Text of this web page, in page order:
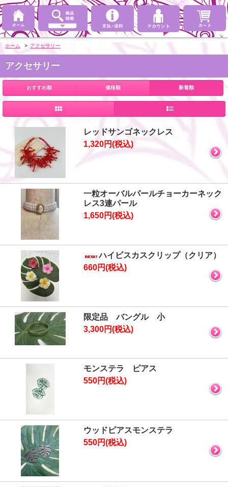
ホーム > アクセサリー
アクセサリー
おすすめ順 価格順 新着順
レッドサンゴネックレス
1,320円(税込)
一粒オーバルパールチョーカーネック
レス3連パール
1,650円(税込)
ハイビスカスクリップ（クリア）
660円(税込)
限定品 バングル 小
3,300円(税込)
モンステラ ピアス
550円(税込)
ウッドピアスモンステラ
550円(税込)